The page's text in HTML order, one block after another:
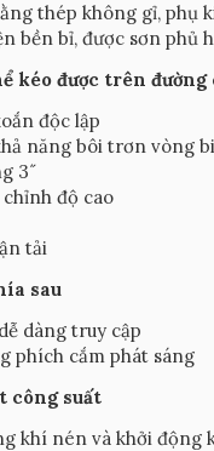
thép không gỉ, phụ
bền bỉ, được sơn phủ
kéo được trên đường
độc lập
năng bôi trơn vòng
3˝
độ cao
tải
sau
dàng truy cập
phích cắm phát sáng
công suất
khí nén và khởi động